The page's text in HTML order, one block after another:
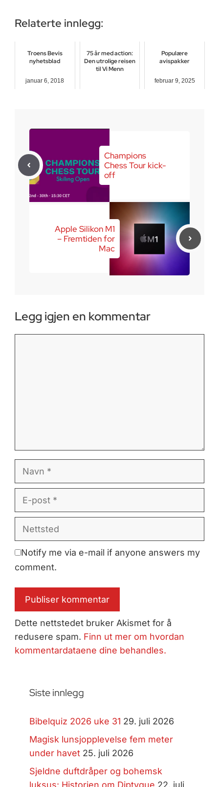
Relaterte innlegg:
Troens Bevis
nyhetsblad
januar 6, 2018
75 år med action:
Den utrolige reisen
til Vi Menn
Populære
avispakker
februar 9, 2025
Champions
Chess Tour kick-
off
Apple Silikon M1
– Fremtiden for
Mac
Legg igjen en kommentar
post
Notify me via e-mail if anyone answers my
comment.
Dette nettstedet bruker Akismet for å
redusere spam. Finn ut mer om hvordan
kommentardataene dine behandles.
Siste innlegg
Bibelquiz 2026 uke 31 29. juli 2026
Magisk lunsjopplevelse fem meter
under havet 25. juli 2026
Sjeldne duftdråper og bohemsk
luksus: Historien om Diptyque 22. juli